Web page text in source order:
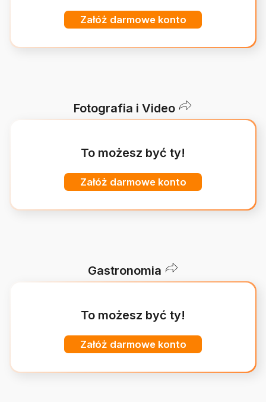
Załóż darmowe konto
Fotografia i Video
To możesz być ty!
Załóż darmowe konto
Gastronomia
To możesz być ty!
Załóż darmowe konto